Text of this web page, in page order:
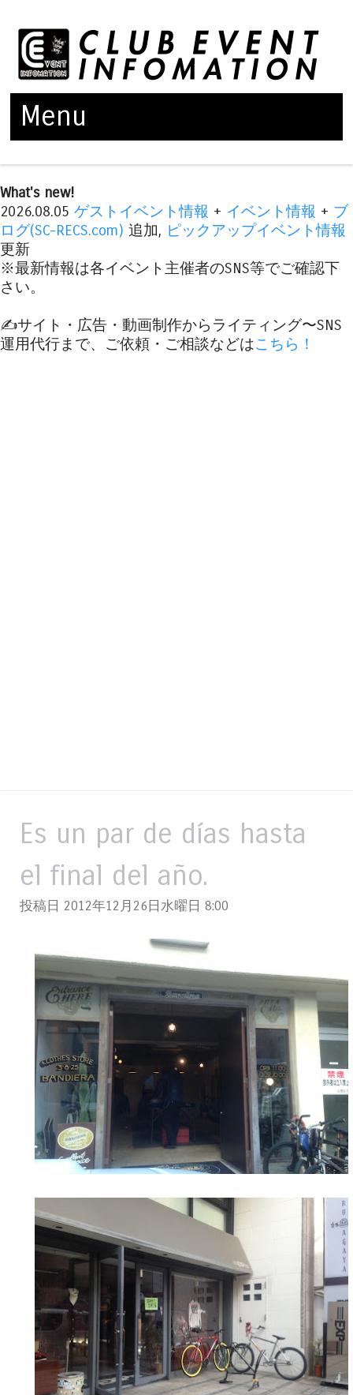
Menu
What's new!
2026.08.05 ゲストイベント情報 + イベント情報 + ブ
ログ(SC-RECS.com) 追加, ピックアップイベント情報
更新
※最新情報は各イベント主催者のSNS等でご確認下
さい。
✍️サイト・広告・動画制作からライティング〜SNS
運用代行まで、ご依頼・ご相談などはこちら！
Es un par de días hasta
el final del año.
投稿日 2012年12月26日水曜日 8:00